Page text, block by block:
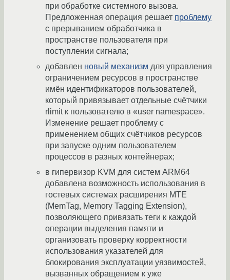
при обработке системного вызова.
Предложенная операция решает проблему
с прерыванием обработчика в
пространстве пользователя при
поступлении сигнала;
добавлен новый механизм для управления
ограничением ресурсов в пространстве
имён идентификаторов пользователей,
который привязывает отдельные счётчики
rlimit к пользователю в «user namespace».
Изменение решает проблему с
применением общих счётчиков ресурсов
при запуске одним пользователем
процессов в разных контейнерах;
в гипервизор KVM для систем ARM64
добавлена возможность использования в
гостевых системах расширения MTE
(MemTag, Memory Tagging Extension),
позволяющего привязать теги к каждой
операции выделения памяти и
организовать проверку корректности
использования указателей для
блокирования эксплуатации уязвимостей,
вызванных обращением к уже